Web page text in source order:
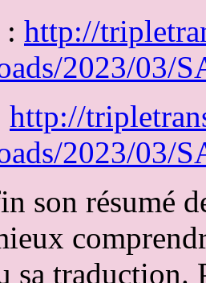
http://
2023/03/
http://
2023/03/
son résumé
sa traduction.